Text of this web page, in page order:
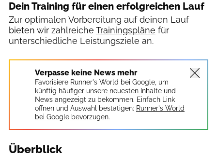
Dein Training für einen erfolgreichen Lauf
Zur optimalen Vorbereitung auf deinen Lauf
bieten wir zahlreiche Trainingspläne für
unterschiedliche Leistungsziele an.
Verpasse keine News mehr
Favorisiere Runner's World bei Google, um
künftig häufiger unsere neuesten Inhalte und
News angezeigt zu bekommen. Einfach Link
öffnen und Auswahl bestätigen: Runner's World
bei Google bevorzugen.
Überblick